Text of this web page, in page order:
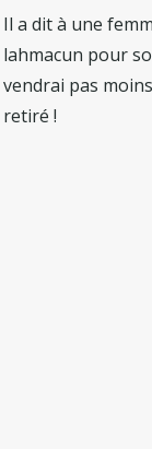
Il a dit à une
lahmacun pour
vendrai pas
retiré !